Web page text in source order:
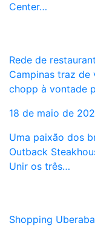
Center…
Rede de
Campinas traz
chopp à vontade
18 de maio de
Uma paixão dos
Outback
Unir os três…
Shopping